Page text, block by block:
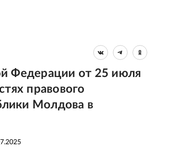
Федерации от 25 июля
правового
Молдова в